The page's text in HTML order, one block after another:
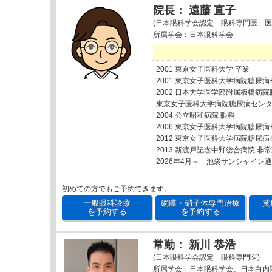
院長： 遠藤 直子
(日本眼科学会認定 眼科専門医 医
所属学会：日本眼科学会
2001 東京女子医科大学 卒業
2001 東京女子医科大学病院糖尿病
2002 日本大学医学部附属板橋病院
東京女子医科大学病院糖尿病セン
2004 公立昭和病院 眼科
2006 東京女子医科大学病院糖尿病
2012 東京女子医科大学病院糖尿
2013 新渡戸記念中野総合病院 非
2026年4月～ 池袋サンシャイン
初めての方でもご予約できます。
一般眼科診療
を予約する
網膜・硝子体専門治療
を予約する
黄
常勤： 新川 恭浩
(日本眼科学会認定 眼科専門医)
所属学会：日本眼科学会、日本白